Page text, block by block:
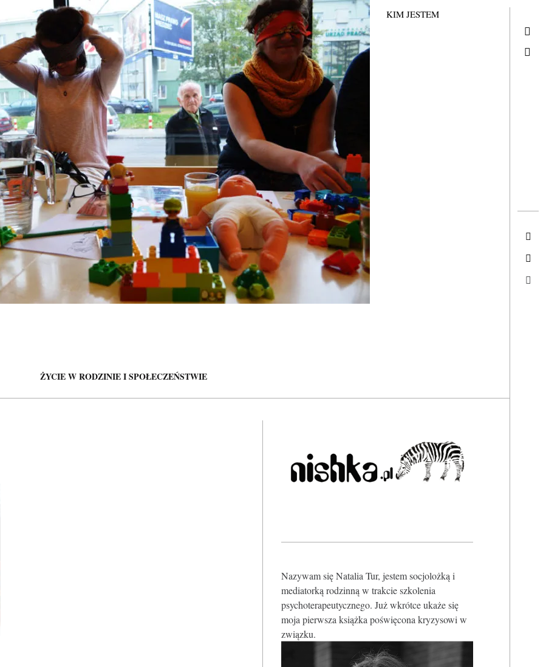
KIM JESTEM
ŻYCIE W RODZINIE I SPOŁECZEŃSTWIE
Nazywam się Natalia Tur, jestem socjolożką i
mediatorką rodzinną w trakcie szkolenia
psychoterapeutycznego. Już wkrótce ukaże się
moja pierwsza książka poświęcona kryzysowi w
związku.